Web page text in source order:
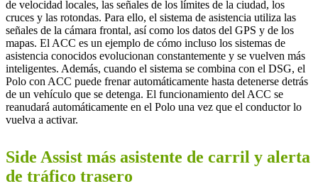
de velocidad locales, las señales de los límites de la ciudad, los
cruces y las rotondas. Para ello, el sistema de asistencia utiliza las
señales de la cámara frontal, así como los datos del GPS y de los
mapas. El ACC es un ejemplo de cómo incluso los sistemas de
asistencia conocidos evolucionan constantemente y se vuelven más
inteligentes. Además, cuando el sistema se combina con el DSG, el
Polo con ACC puede frenar automáticamente hasta detenerse detrás
de un vehículo que se detenga. El funcionamiento del ACC se
reanudará automáticamente en el Polo una vez que el conductor lo
vuelva a activar.
Side Assist más asistente de carril y alerta
de tráfico trasero